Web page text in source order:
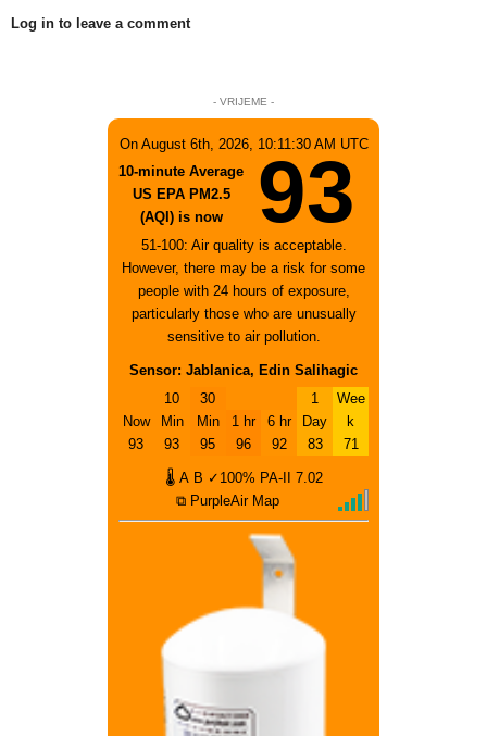
Log in to leave a comment
- VRIJEME -
On August 6th, 2026, 10:11:30 AM UTC
10-minute Average
US EPA PM2.5
(AQI) is now
93
51-100: Air quality is acceptable.
However, there may be a risk for some
people with 24 hours of exposure,
particularly those who are unusually
sensitive to air pollution.
Sensor: Jablanica, Edin Salihagic
Now
93
10
Min
93
30
Min
95
1 hr
96
6 hr
92
1
Day
83
Wee
k
71
🌡 A B ✓100% PA-II
7.02
⧉ PurpleAir Map